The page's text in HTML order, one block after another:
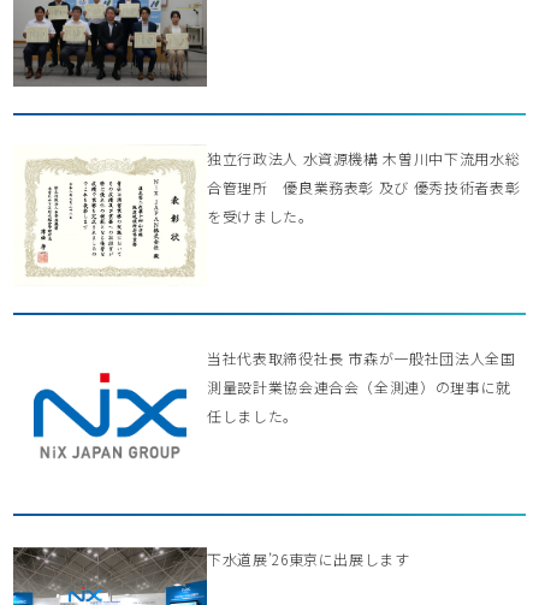
独立行政法人 水資源機構 木曽川中下流用水総
合管理所 優良業務表彰 及び 優秀技術者表彰
を受けました。
当社代表取締役社長 市森が一般社団法人全国
測量設計業協会連合会（全測連）の理事に就
任しました。
下水道展’26東京に出展します